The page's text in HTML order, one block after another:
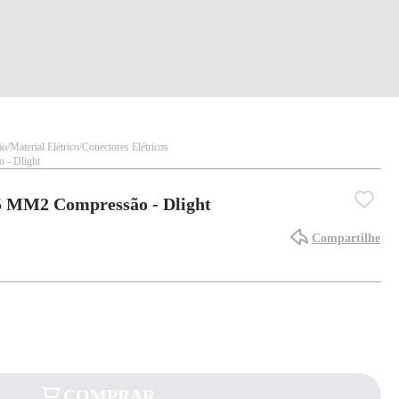
Material Elétrico Conectores Elétricos
- Dlight
MM2 Compressão - Dlight
Compartilhe